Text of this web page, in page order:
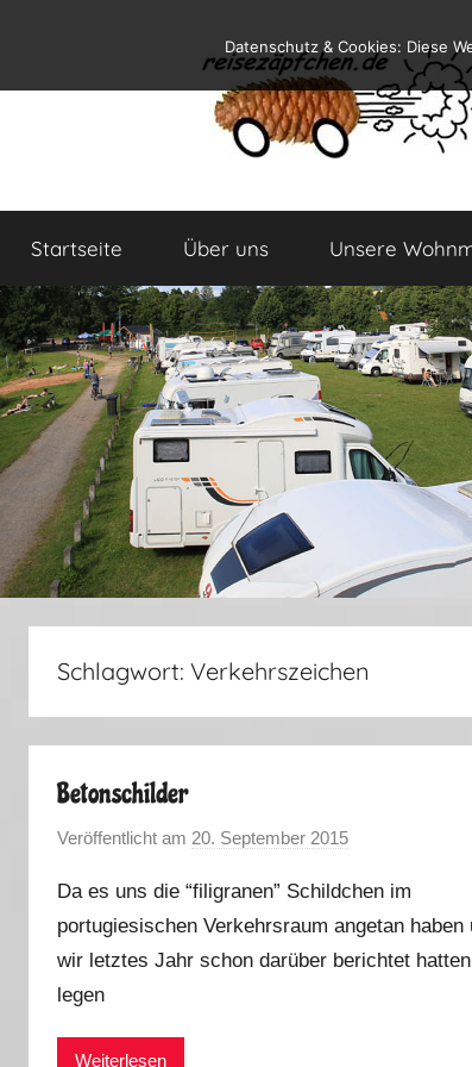
springen
Reiseblog
und
Leben
Wohnmobil
Startseite Über uns Unsere
Schlagwort: Verkehrszeichen
Betonschilder
Veröffentlicht am 20. September 2015
n
M
a
Da es uns die “filigranen” Schildchen im
portugiesischen Verkehrsraum angetan haben
wir letztes Jahr schon darüber berichtet
legen
Weiterlesen
Datenschutz & Cookies: Diese